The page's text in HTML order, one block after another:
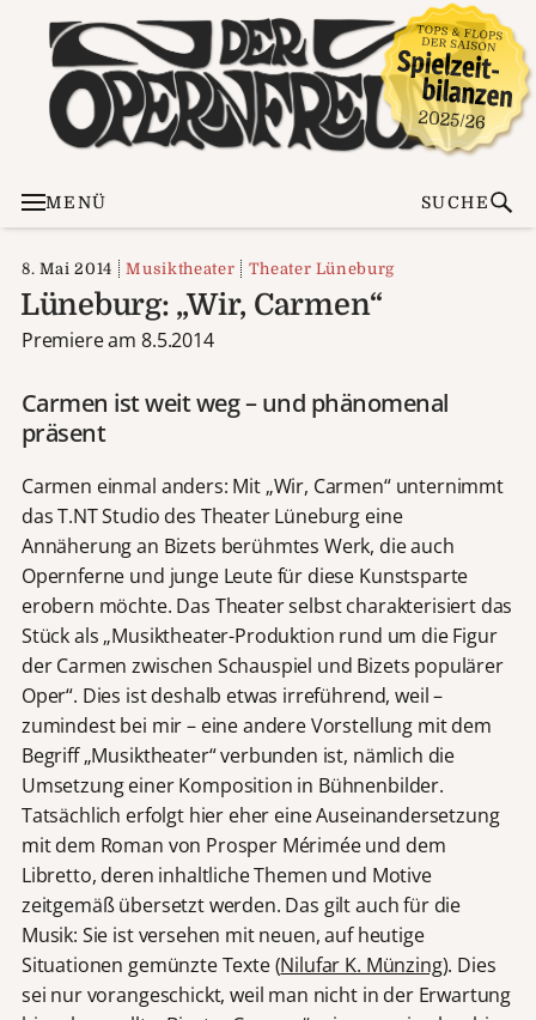
MENÜ SUCHE
8. Mai 2014 Musiktheater Theater Lüneburg
Lüneburg: „Wir, Carmen“
Premiere am 8.5.2014
Carmen ist weit weg – und phänomenal
präsent
Carmen einmal anders: Mit „Wir, Carmen“ unternimmt
das T.NT Studio des Theater Lüneburg eine
Annäherung an Bizets berühmtes Werk, die auch
Opernferne und junge Leute für diese Kunstsparte
erobern möchte. Das Theater selbst charakterisiert das
Stück als „Musiktheater-Produktion rund um die Figur
der Carmen zwischen Schauspiel und Bizets populärer
Oper“. Dies ist deshalb etwas irreführend, weil –
zumindest bei mir – eine andere Vorstellung mit dem
Begriff „Musiktheater“ verbunden ist, nämlich die
Umsetzung einer Komposition in Bühnenbilder.
Tatsächlich erfolgt hier eher eine Auseinandersetzung
mit dem Roman von Prosper Mérimée und dem
Libretto, deren inhaltliche Themen und Motive
zeitgemäß übersetzt werden. Das gilt auch für die
Musik: Sie ist versehen mit neuen, auf heutige
Situationen gemünzte Texte (Nilufar K. Münzing). Dies
sei nur vorangeschickt, weil man nicht in der Erwartung